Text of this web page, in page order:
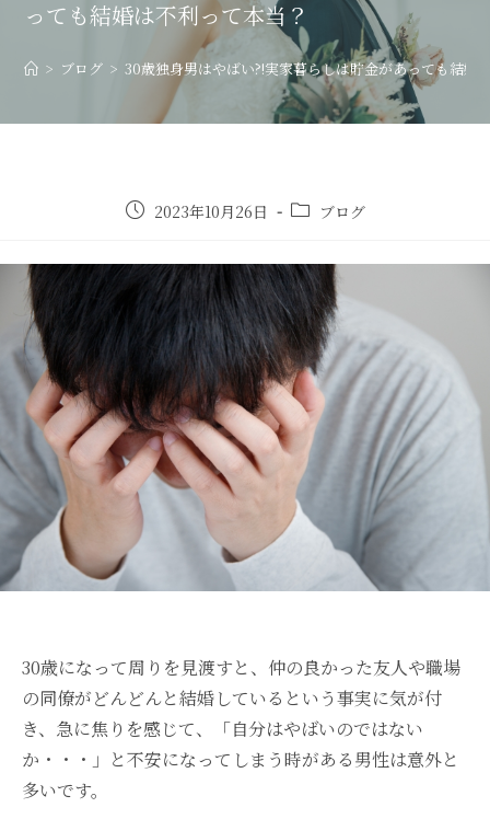
っても結婚は不利って本当？
> ブログ > 30歳独身男はやばい?!実家暮らしは貯金があっても結婚
2023年10月26日 ブログ
30歳になって周りを見渡すと、仲の良かった友人や職場
の同僚がどんどんと結婚しているという事実に気が付
き、急に焦りを感じて、「自分はやばいのではない
か・・・」と不安になってしまう時がある男性は意外と
多いです。